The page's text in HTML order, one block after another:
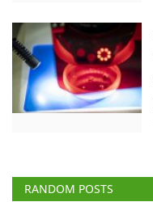
RANDOM POSTS